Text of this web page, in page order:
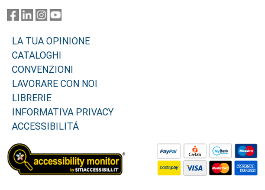
LA TUA OPINIONE
CATALOGHI
CONVENZIONI
LAVORARE CON NOI
LIBRERIE
INFORMATIVA PRIVACY
ACCESSIBILITÁ